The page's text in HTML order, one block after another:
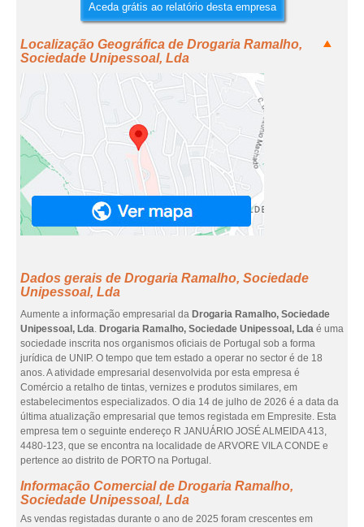
Aceda grátis ao relatório desta empresa
Localização Geográfica de Drogaria Ramalho,
Sociedade Unipessoal, Lda
Dados gerais de Drogaria Ramalho, Sociedade
Unipessoal, Lda
Aumente a informação empresarial da Drogaria Ramalho, Sociedade
Unipessoal, Lda. Drogaria Ramalho, Sociedade Unipessoal, Lda é uma
sociedade inscrita nos organismos oficiais de Portugal sob a forma
jurídica de UNIP. O tempo que tem estado a operar no sector é de 18
anos. A atividade empresarial desenvolvida por esta empresa é
Comércio a retalho de tintas, vernizes e produtos similares, em
estabelecimentos especializados. O dia 14 de julho de 2026 é a data da
última atualização empresarial que temos registada em Empresite. Esta
empresa tem o seguinte endereço R JANUÁRIO JOSÉ ALMEIDA 413,
4480-123, que se encontra na localidade de ARVORE VILA CONDE e
pertence ao distrito de PORTO na Portugal.
Informação Comercial de Drogaria Ramalho,
Sociedade Unipessoal, Lda
As vendas registadas durante o ano de 2025 foram crescentes em